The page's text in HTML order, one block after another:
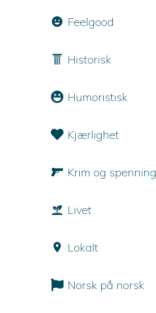
Feelgood
Historisk
Humoristisk
Kjærlighet
Krim og spenning
Livet
Lokalt
Norsk på norsk